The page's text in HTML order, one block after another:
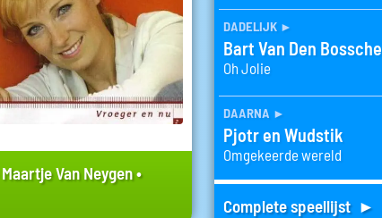
Maartje Van Neygen•
dadelijk ►
Bart Van Den Bossche
Oh Jolie
daarna ►
Pjotr en Wudstik
Omgekeerde wereld
Complete speellijst ►